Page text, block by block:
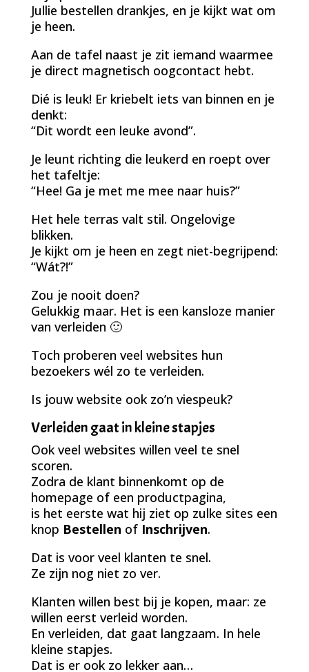
Jullie bestellen drankjes, en je kijkt wat om
je heen.
Aan de tafel naast je zit iemand waarmee
je direct magnetisch oogcontact hebt.
Dié is leuk! Er kriebelt iets van binnen en je
denkt:
“Dit wordt een leuke avond”.
Je leunt richting die leukerd en roept over
het tafeltje:
“Hee! Ga je met me mee naar huis?”
Het hele terras valt stil. Ongelovige
blikken.
Je kijkt om je heen en zegt niet-begrijpend:
“Wát?!”
Zou je nooit doen?
Gelukkig maar. Het is een kansloze manier
van verleiden 🙂
Toch proberen veel websites hun
bezoekers wél zo te verleiden.
Is jouw website ook zo’n viespeuk?
Verleiden gaat in kleine stapjes
Ook veel websites willen veel te snel
scoren.
Zodra de klant binnenkomt op de
homepage of een productpagina,
is het eerste wat hij ziet op zulke sites een
knop Bestellen of Inschrijven.
Dat is voor veel klanten te snel.
Ze zijn nog niet zo ver.
Klanten willen best bij je kopen, maar: ze
willen eerst verleid worden.
En verleiden, dat gaat langzaam. In hele
kleine stapjes.
Dat is er ook zo lekker aan…